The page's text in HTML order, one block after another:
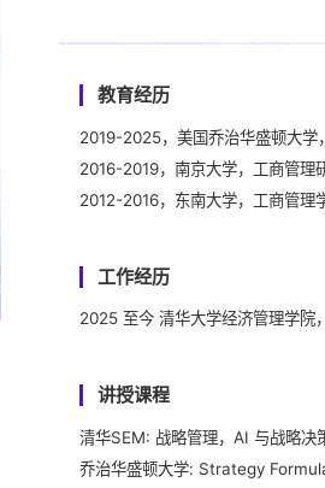
教育经历
2019-2025，美国乔治华盛顿大学
2016-2019，南京大学，工商管理
2012-2016，东南大学，工商管理
工作经历
2025 至今 清华大学经济管理学院
讲授课程
清华SEM: 战略管理，AI 与战略决
乔治华盛顿大学: Strategy